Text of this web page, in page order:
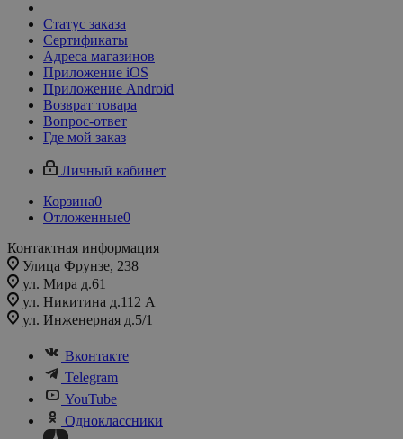
Статус заказа
Сертификаты
Адреса магазинов
Приложение iOS
Приложение Android
Возврат товара
Вопрос-ответ
Где мой заказ
Личный кабинет
Корзина0
Отложенные0
Контактная информация
Улица Фрунзе, 238​
ул. Мира д.61
ул. Никитина д.112 А
ул. Инженерная д.5/1
Вконтакте
Telegram
YouTube
Одноклассники